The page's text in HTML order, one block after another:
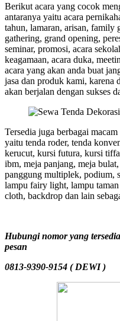
Berikut acara yang cocok
antaranya yaitu acara
tahun, lamaran, arisan, family
gathering, grand opening,
seminar, promosi, acara
keagamaan, acara duka,
acara yang akan anda buat
jasa dan produk kami, karena
akan berjalan dengan sukses
Tersedia juga berbagai
yaitu tenda roder, tenda
kerucut, kursi futura, kursi
ibm, meja panjang, meja
panggung multiplek, podium,
lampu fairy light, lampu
cloth, backdrop dan lain
Hubungi nomor yang
pesan
0813-9390-9154 ( DEWI )